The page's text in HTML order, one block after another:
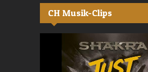
CH Musik-Clips